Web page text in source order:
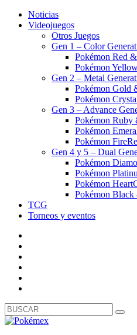
Noticias
Videojuegos
Otros Juegos
Gen 1 – Color
Pokémon Red
Pokémon
Gen 2 – Metal
Pokémon Gold
Pokémon
Gen 3 – Advance
Pokémon Ruby
Pokémon
Pokémon
Gen 4 y 5 – Dual
Pokémon
Pokémon
Pokémon
Pokémon
TCG
Torneos y eventos